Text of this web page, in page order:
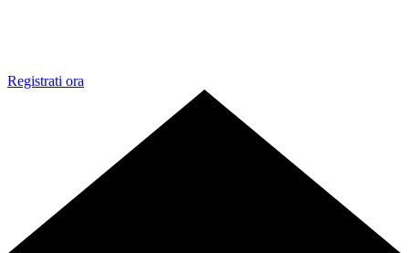
Registrati ora